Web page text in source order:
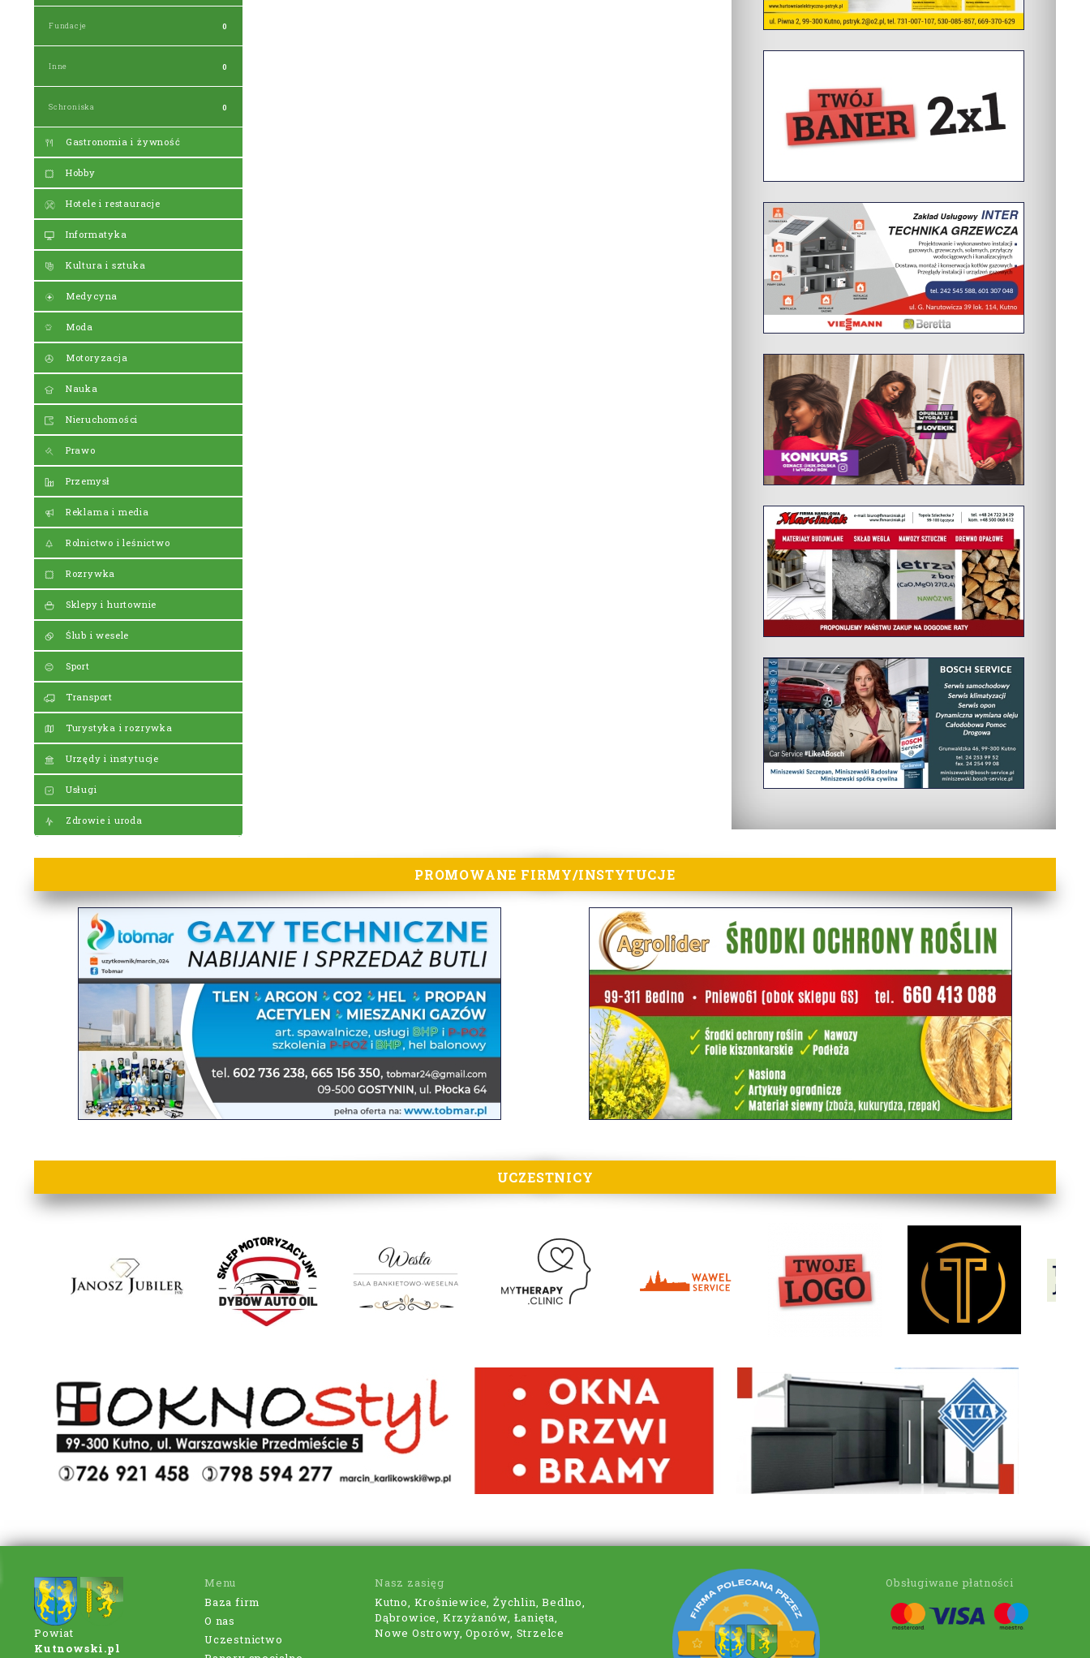
Fundacje 0
Inne 0
Schroniska 0
Gastronomia i żywność
Hobby
Hotele i restauracje
Informatyka
Kultura i sztuka
Medycyna
Moda
Motoryzacja
Nauka
Nieruchomości
Prawo
Przemysł
Reklama i media
Rolnictwo i leśnictwo
Rozrywka
Sklepy i hurtownie
Ślub i wesele
Sport
Transport
Turystyka i rozrywka
Urzędy i instytucje
Usługi
Zdrowie i uroda
PROMOWANE FIRMY/INSTYTUCJE
UCZESTNICY
Powiat
Kutnowski.pl
Menu
Baza firm
O nas
Uczestnictwo
Nasz zasięg
Kutno, Krośniewice, Żychlin, Bedlno,
Dąbrowice, Krzyżanów, Łanięta,
Nowe Ostrowy, Oporów, Strzelce
Obsługiwane płatności